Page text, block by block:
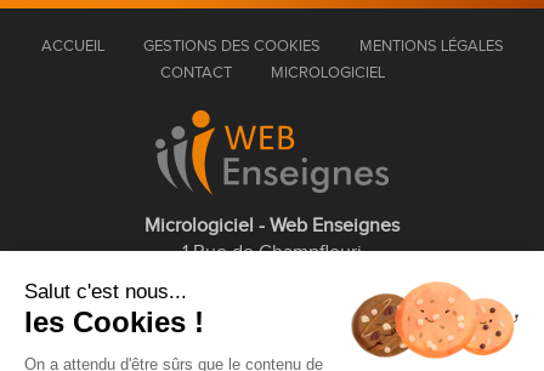
ACCUEIL GESTIONS DES COOKIES
MENTIONS LÉGALES
CONTACT
MICROLOGICIEL
Micrologiciel - Web Enseignes
1 Rue de Champfleuri
01 75 43 63 60
Salut c'est nous...
les Cookies !
On a attendu d'être sûrs que le contenu de